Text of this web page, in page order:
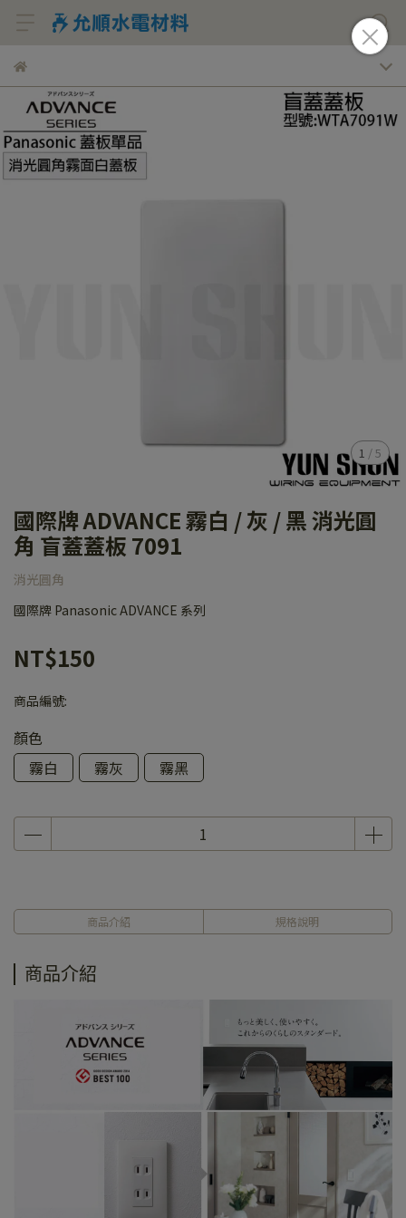
1 /5
國際牌 ADVANCE 霧白 / 灰 / 黑 消光圓
角 盲蓋蓋板 7091
消光圓角
國際牌 Panasonic ADVANCE 系列
NT$150
商品編號:
顏色
霧白
霧灰 霧黑
商品介紹 規格說明
商品介紹